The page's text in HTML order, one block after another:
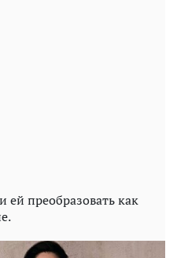
преобразовать как